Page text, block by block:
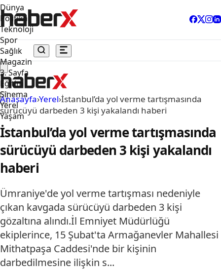
Dünya
Politika
Teknoloji
Spor
Sağlık
Magazin
3. Sayfa
Eğitim
Sinema
Yerel
Yaşam
Anasayfa›Yerel›İstanbul’da yol verme tartışmasında
sürücüyü darbeden 3 kişi yakalandı haberi
İstanbul’da yol verme tartışmasında
sürücüyü darbeden 3 kişi yakalandı
haberi
Ümraniye'de yol verme tartışması nedeniyle
çıkan kavgada sürücüyü darbeden 3 kişi
gözaltına alındı.İl Emniyet Müdürlüğü
ekiplerince, 15 Şubat'ta Armağanevler Mahallesi
Mithatpaşa Caddesi'nde bir kişinin
darbedilmesine ilişkin s...